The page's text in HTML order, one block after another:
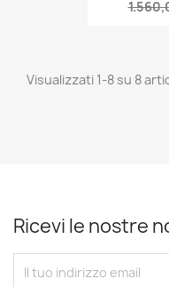
Visualizzati 1-8 su 8
Ricevi le nostre